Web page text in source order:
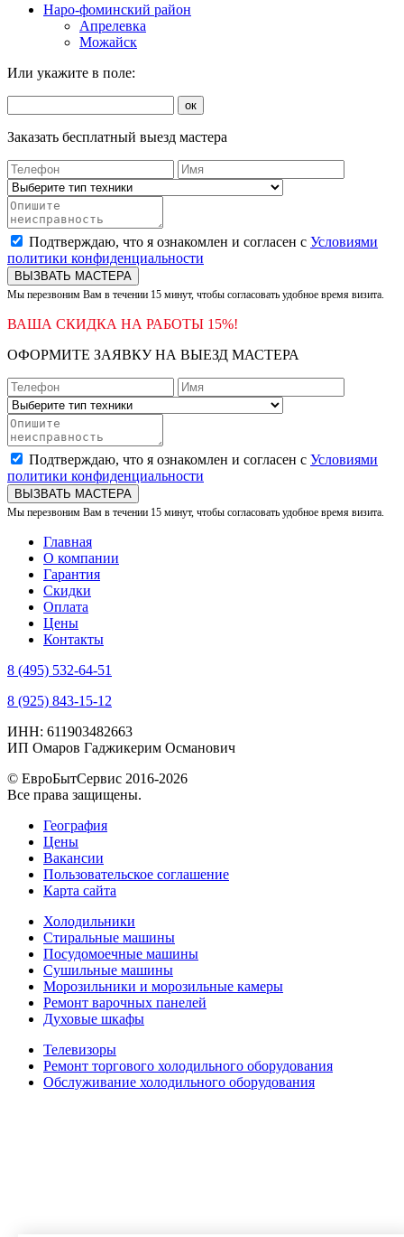
Наро-фоминский район
Апрелевка
Можайск
Или укажите в поле:
ок
Заказать бесплатный выезд мастера
Подтверждаю, что я ознакомлен и согласен с Условиями
политики конфиденциальности
ВЫЗВАТЬ МАСТЕРА
Мы перезвоним Вам в течении 15 минут, чтобы согласовать удобное время визита.
ВАША СКИДКА НА РАБОТЫ 15%!
ОФОРМИТЕ ЗАЯВКУ НА ВЫЕЗД МАСТЕРА
Подтверждаю, что я ознакомлен и согласен с Условиями
политики конфиденциальности
ВЫЗВАТЬ МАСТЕРА
Мы перезвоним Вам в течении 15 минут, чтобы согласовать удобное время визита.
Главная
О компании
Гарантия
Скидки
Оплата
Цены
Контакты
8 (495) 532-64-51
8 (925) 843-15-12
ИНН: 611903482663
ИП Омаров Гаджикерим Османович
© ЕвроБытСервис 2016-2026
Все права защищены.
География
Цены
Вакансии
Пользовательское соглашение
Карта сайта
Холодильники
Стиральные машины
Посудомоечные машины
Сушильные машины
Морозильники и морозильные камеры
Ремонт варочных панелей
Духовые шкафы
Телевизоры
Ремонт торгового холодильного оборудования
Обслуживание холодильного оборудования